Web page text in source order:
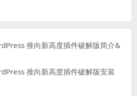
推向新高度插件破解版简介&
推向新高度插件破解版安装